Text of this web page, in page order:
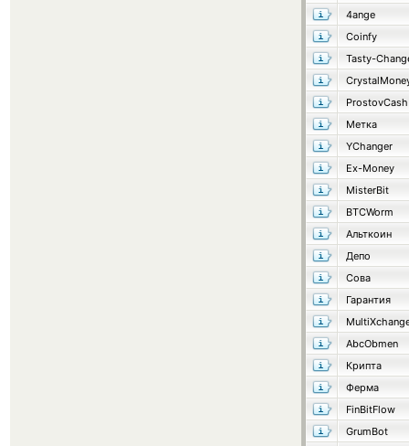
4ange
Coinfy
Tasty-
ProstovCash
Метка
YChanger
Ex-Money
MisterBit
BTCWorm
Альткоин
Депо
Сова
Гарантия
AbcObmen
Крипта
Ферма
FinBitFlow
GrumBot